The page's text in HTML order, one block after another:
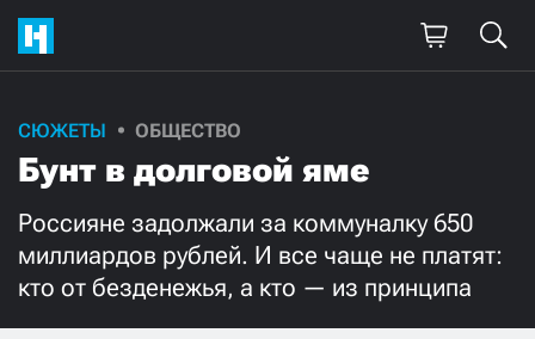
СЮЖЕТЫ ОБЩЕСТВО
Бунт в долговой яме
Россияне задолжали за коммуналку 650
миллиардов рублей. И все чаще не платят:
кто от безденежья, а кто — из принципа
Поддержите
нашу работу!
Ежемесячно Разово
3000 1000